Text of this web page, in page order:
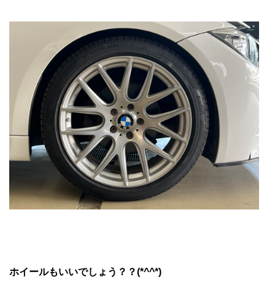
ホイールもいいでしょう？？(*^^*)